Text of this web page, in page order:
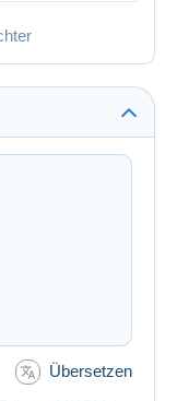
Übersetzen